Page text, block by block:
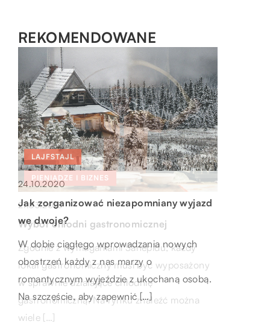
REKOMENDOWANE
MOTO & TECH
08.11.2021
Linie wysokiego napięcia i słupy
energetyczne – z jakimi kwestiami wiąże
się ich zakładanie
Prawny aspekt prac energetycznych
Zakładanie linii energetycznych wysokiego
napięcia związane jest z koniecznością
dostosowania się do wielu kwestii prawnych.
LAJFSTAJL
24.10.2020
Jak zorganizować niezapomniany wyjazd
we dwoje?
W dobie ciągłego wprowadzania nowych
obostrzeń każdy z nas marzy o
romantycznym wyjeździe z ukochaną osobą.
Na szczęście, aby zapewnić […]
PIENIĄDZE I BIZNES
21.03.2018
Wybór chłodni gastronomicznej
Zgodnie z wymaganiami Sanepidu, każdy
lokal gastronomiczny musi być wyposażony
w sprawnie działające chłodnię
gastronomiczną. Na rynku znaleźć można
wiele […]